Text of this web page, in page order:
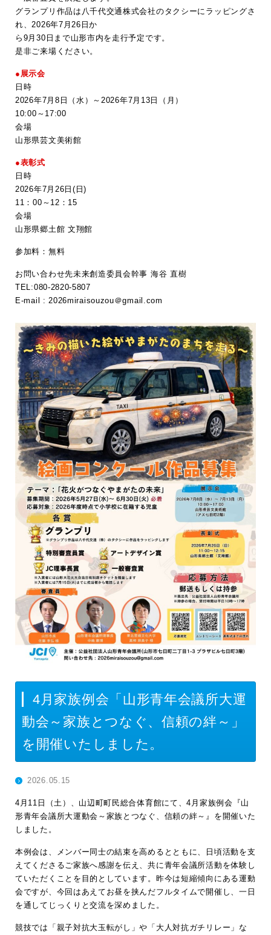
グランプリ作品は八千代交通株式会社のタクシーにラッピングさ
れ、2026年7月26日か
ら9月30日まで山形市内を走行予定です。
是非ご来場ください。
●展示会
日時
2026年7月8日（水）～2026年7月13日（月）
10:00～17:00
会場
山形県芸文美術館
●表彰式
日時
2026年7月26日(日)
11：00～12：15
会場
山形県郷土館 文翔館
参加料：無料
お問い合わせ先未来創造委員会幹事 海谷 直樹
TEL:080-2820-5807
E-mail : 2026miraisouzou＠gmail.com
4月家族例会「山形青年会議所大運
動会～家族とつなぐ、信頼の絆～」
を開催いたしました。
2026.05.15
4月11日（土）、山辺町町民総合体育館にて、4月家族例会『山
形青年会議所大運動会～家族とつなぐ、信頼の絆～』を開催いた
しました。
本例会は、メンバー同士の結束を高めるとともに、日頃活動を支
えてくださるご家族へ感謝を伝え、共に青年会議所活動を体験し
ていただくことを目的としています。昨今は短縮傾向にある運動
会ですが、今回はあえてお昼を挟んだフルタイムで開催し、一日
を通してじっくりと交流を深めました。
競技では「親子対抗大玉転がし」や「大人対抗ガチリレー」な